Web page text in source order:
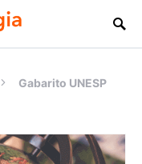
Gabarito UNESP